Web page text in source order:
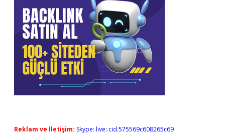
Reklam ve İletişim: Skype: live:.cid.575569c608265c69